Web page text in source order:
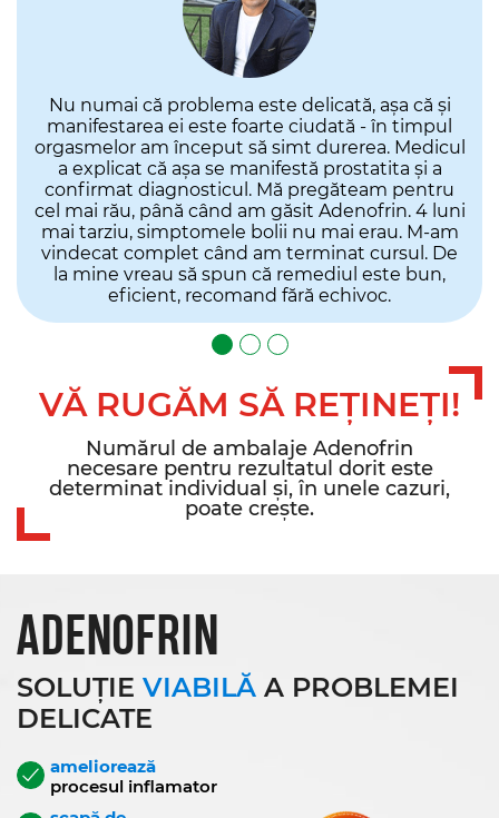
Nu numai că problema este delicată, așa că și
manifestarea ei este foarte ciudată - în timpul
orgasmelor am început să simt durerea. Medicul
a explicat că așa se manifestă prostatita și a
confirmat diagnosticul. Mă pregăteam pentru
cel mai rău, până când am găsit Adenofrin. 4 luni
mai tarziu, simptomele bolii nu mai erau. M-am
vindecat complet când am terminat cursul. De
la mine vreau să spun că remediul este bun,
eficient, recomand fără echivoc.
VĂ RUGĂM SĂ REȚINEȚI!
Numărul de ambalaje Adenofrin
necesare pentru rezultatul dorit este
determinat individual și, în unele cazuri,
poate crește.
ADENOFRIN
SOLUȚIE VIABILĂ A PROBLEMEI
DELICATE
ameliorează
procesul inflamator